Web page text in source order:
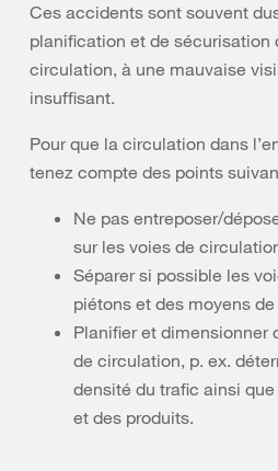
Ces accidents sont souvent
planification et de sécurisation
circulation, à une mauvaise
insuffisant.
Pour que la circulation dans
tenez compte des points
Ne pas entreposer/
sur les voies de
Séparer si possible les
piétons et des moyens
Planifier et dimensionner
de circulation, p. ex.
densité du trafic ainsi
et des produits.